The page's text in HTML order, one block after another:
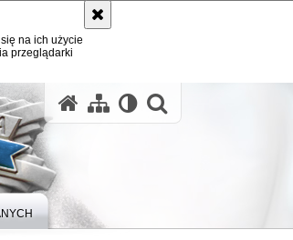
na ich użycie
przeglądarki